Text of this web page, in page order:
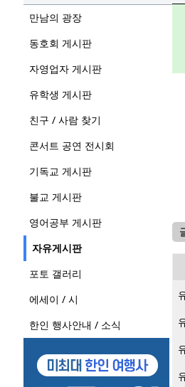
만남의 광장
동호회 게시판
자영업자 게시판
유학생 게시판
친구 / 사람 찾기
콘서트 공연 전시회
기독교 게시판
불교 게시판
영어공부 게시판
자유게시판
포토 갤러리
에세이 / 시
한인 행사안내 / 소식